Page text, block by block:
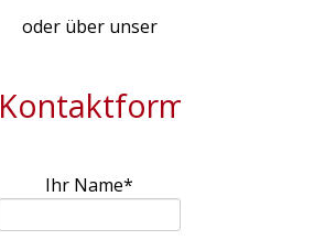
oder über unser
Kontaktformular
Pflichtfeld
Ihr Name*